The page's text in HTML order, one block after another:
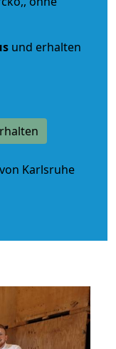
und erhalten